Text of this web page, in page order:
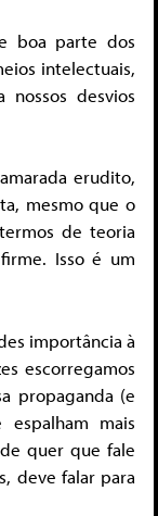
boa parte dos
intelectuais,
desvios
erudito,
mesmo que o
de teoria
Isso é um
importância à
escorregamos
propaganda (e
mais
quer que fale
deve falar para